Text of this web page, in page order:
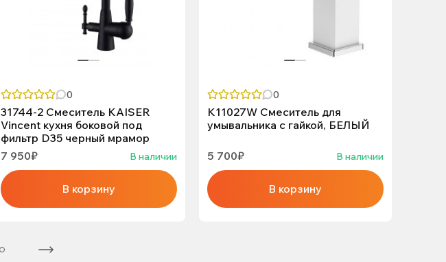
0
31744-2 Смеситель KAISER
Vincent кухня боковой под
фильтр D35 черный мрамор
7 950₽
В наличии
В корзину
0
K11027W Смеситель для
умывальника с гайкой, БЕЛЫЙ
5 700₽ В наличии
В корзину